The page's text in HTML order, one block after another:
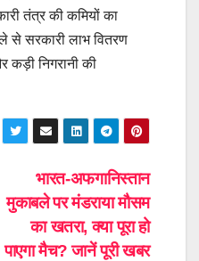
तंत्र की कमियों का
से सरकारी लाभ वितरण
कड़ी निगरानी की
भारत-अफगानिस्तान
मुकाबले पर मंडराया मौसम
का खतरा, क्या पूरा हो
पाएगा मैच? जानें पूरी खबर